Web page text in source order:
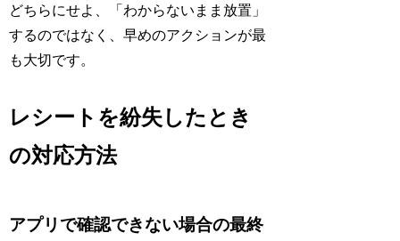
どちらにせよ、「わからないまま放置」
するのではなく、早めのアクションが最
も大切です。
レシートを紛失したとき
の対応方法
アプリで確認できない場合の最終